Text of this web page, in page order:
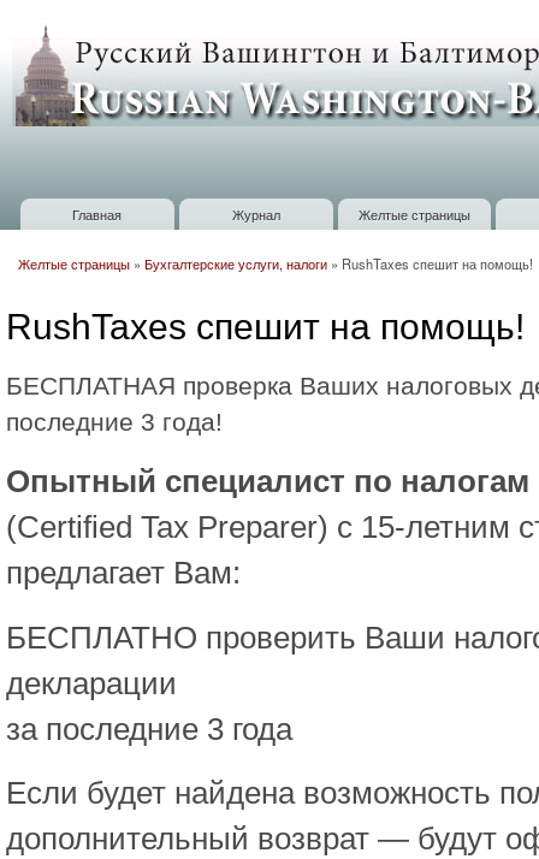
Russian
Washington
Baltimore
Главное меню
Главная Журнал Желтые страницы
Желтые страницы » Бухгалтерские услуги, налоги » RushTaxes спешит на помощь!
RushTaxes спешит на помощь!
БЕСПЛАТНАЯ проверка Ваших налоговых
последние 3 года!
Опытный специалист по налогам
(Certified Tax Preparer) с 15-летним
предлагает Вам:
БЕСПЛАТНО проверить Ваши
декларации
за последние 3 года
Если будет найдена возможность
дополнительный возврат — будут